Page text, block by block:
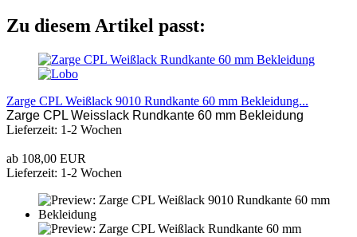
Zu diesem Artikel passt:
Zarge CPL Weißlack 9010 Rundkante 60 mm Bekleidung...
Zarge CPL Weisslack Rundkante 60 mm Bekleidung
Lieferzeit: 1-2 Wochen
ab 108,00 EUR
Lieferzeit: 1-2 Wochen